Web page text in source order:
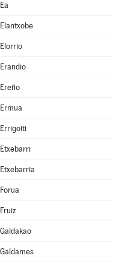
Ea
Elantxobe
Elorrio
Erandio
Ereño
Ermua
Errigoiti
Etxebarri
Etxebarria
Forua
Fruiz
Galdakao
Galdames